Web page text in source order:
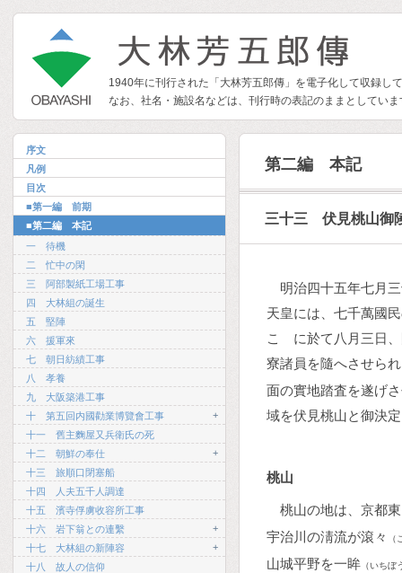
1940年に刊行された「大林芳五郎傳」を電子化して収録し
なお、社名・施設名などは、刊行時の表記のままとしてい
序文
凡例
目次
■第一編 前期
■第二編 本記
一 待機
二 忙中の閑
三 阿部製紙工場工事
四 大林組の誕生
五 堅陣
六 援軍來
七 朝日紡績工事
八 孝養
九 大阪築港工事
十 第五回内國勸業博覽會工事
+
十一 舊主麴屋又兵衛氏の死
十二 朝鮮の奉仕
+
十三 旅順口閉塞船
十四 人夫五千人調達
十五 濱寺俘虜收容所工事
十六 岩下翁との連繫
+
十七 大林組の新陣容
+
十八 故人の信仰
第二編 本記
三十三 伏見桃山御
明治四十五年七月
天皇には、七千萬國
こゝに於て八月三日
寮諸員を隨へさせら
面の實地踏査を遂げ
域を伏見桃山と御決
桃山
桃山の地は、京都
宇治川の淸流が滾々
山城平野を一眸 （いちぼ